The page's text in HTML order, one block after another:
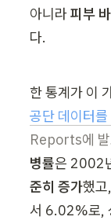
아니라 피부
다.
한 통계가 이
공단 데이터
Reports에
병률은 2002
준히 증가했
서 6.02%로,